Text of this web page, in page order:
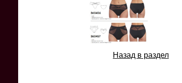
Назад в раздел